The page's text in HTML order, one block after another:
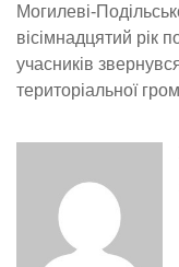
Могилеві-
вісімнадцятий рік
учасників
територіальної